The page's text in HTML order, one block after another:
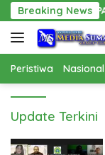
Langsung
ke
konten
Breaking News
Ogan
Peristiwa Nasional
MediaSumatera
Update Terkini